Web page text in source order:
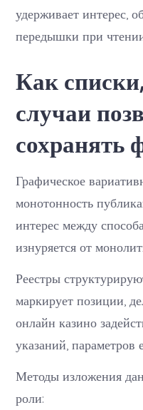
удерживает интерес,
передышки при
Как
случаи
сохранять
Графическое
монотонность
интерес между
изнуряется от
Реестры
маркирует позиции,
онлайн казино
указаний, параметров
Методы изложения
роли: